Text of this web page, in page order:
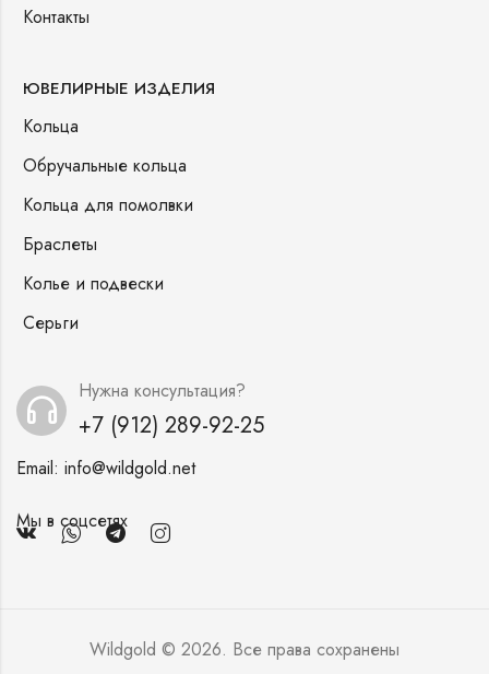
Контакты
ЮВЕЛИРНЫЕ ИЗДЕЛИЯ
Кольца
Обручальные кольца
Кольца для помолвки
Браслеты
Колье и подвески
Серьги
Нужна консультация?
+7 (912) 289-92-25
Email: info@wildgold.net
Мы в соцсетях
Wildgold © 2026. Все права сохранены